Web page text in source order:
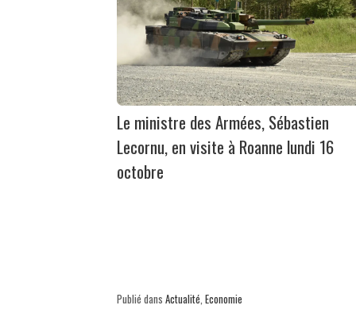
Le ministre des Armées, Sébastien
Lecornu, en visite à Roanne lundi 16
octobre
Publié dans Actualité Economie